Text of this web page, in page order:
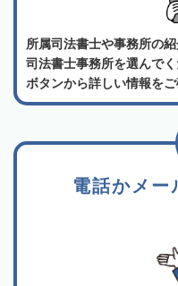
所属司法書士や事務所の
司法書士事務所を選んで
ボタンから詳しい情報をご
電話かメー